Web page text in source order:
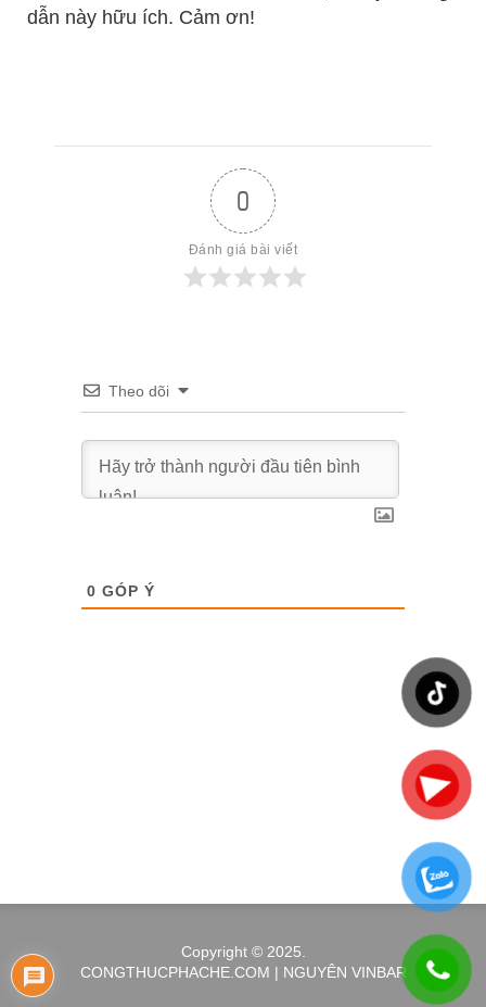
dẫn này hữu ích. Cảm ơn!
0
Đánh giá bài viết
Theo dõi
0 GÓP Ý
Copyright © 2025.
CONGTHUCPHACHE.COM | NGUYÊN VINBAR